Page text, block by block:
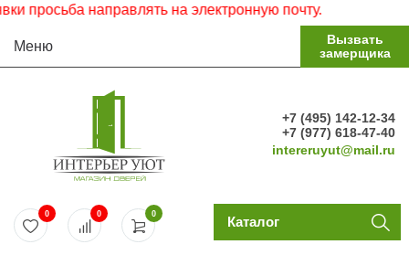
направлять на электронную почту.
Меню
Вызвать
замерщика
+7 (495) 142-12-34
+7 (977) 618-47-40
intereruyut@mail.ru
0
0 0 Каталог